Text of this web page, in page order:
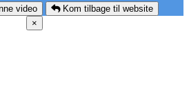
video
Kom tilbage til website
×